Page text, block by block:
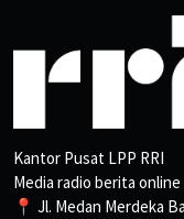
Kantor Pusat LPP RRI
Media radio berita
📍 Jl. Medan Merdeka